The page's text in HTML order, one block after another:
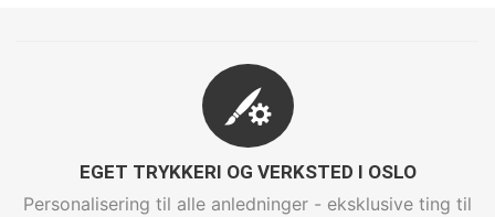
EGET TRYKKERI OG VERKSTED I OSLO
Personalisering til alle anledninger - eksklusive ting til